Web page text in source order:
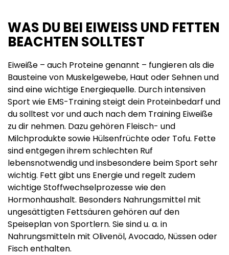
WAS DU BEI EIWEISS UND FETTEN B
EACHTEN SOLLTEST
Eiweiße – auch Proteine genannt – fungieren als die
Bausteine von Muskelgewebe, Haut oder Sehnen und
sind eine wichtige Energiequelle. Durch intensiven
Sport wie EMS-Training steigt dein Proteinbedarf und
du solltest vor und auch nach dem Training Eiweiße
zu dir nehmen. Dazu gehören Fleisch- und
Milchprodukte sowie Hülsenfrüchte oder Tofu. Fette
sind entgegen ihrem schlechten Ruf
lebensnotwendig und insbesondere beim Sport sehr
wichtig. Fett gibt uns Energie und regelt zudem
wichtige Stoffwechselprozesse wie den
Hormonhaushalt. Besonders Nahrungsmittel mit
ungesättigten Fettsäuren gehören auf den
Speiseplan von Sportlern. Sie sind u. a. in
Nahrungsmitteln mit Olivenöl, Avocado, Nüssen oder
Fisch enthalten.